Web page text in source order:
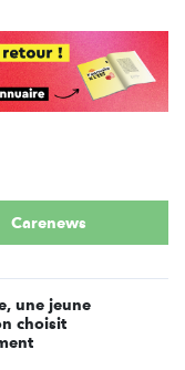
Carenews
une jeune
choisit